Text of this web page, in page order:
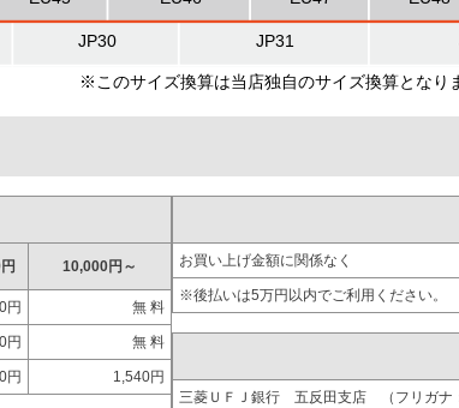
10,000円～
円 無 料
円 無 料
円 1,540円
お買い上げ金額に関係なく
※後払いは5万円以内でご利用ください。
三菱ＵＦＪ銀行 五反田支店 （フリガ